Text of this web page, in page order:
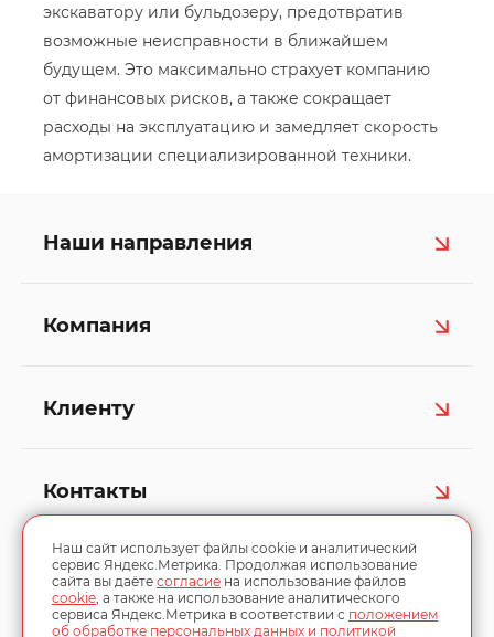
экскаватору или бульдозеру, предотвратив
возможные неисправности в ближайшем
будущем. Это максимально страхует компанию
от финансовых рисков, а также сокращает
расходы на эксплуатацию и замедляет скорость
амортизации специализированной техники.
Наши направления
Компания
Клиенту
Контакты
Наш сайт использует файлы cookie и аналитический
сервис Яндекс.Метрика. Продолжая использование
сайта вы даёте согласие на использование файлов
cookie, а также на использование аналитического
сервиса Яндекс.Метрика в соответствии с положением
об обработке персональных данных и политикой